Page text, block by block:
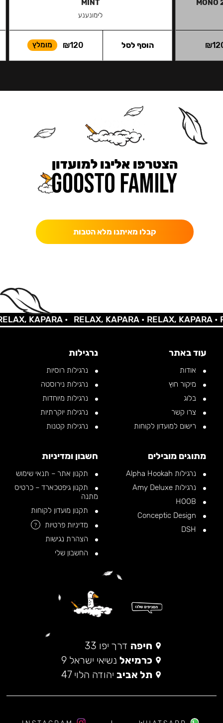
MONO
₪
MINT
לימונענע
₪120 מומלץ הוסף לסל
הצטרפו אלינו למועדון
קבלו מאיתנו מלא הטבות
KAPARA • RELAX, KAPARA •RELAX, KAPARA •
עוד באתר
אודות
מיקור חוץ
בלוג
צרו קשר
רישום למועדון לקוחות
נרגילות
נרגילות רוסיות
נרגילות נירוסטה
נרגילות מיוחדות
נרגילות יוקרתיות
נרגילות קטנות
מתוגים מובילים
נרגילות Alpha Hookah
נרגילות Amy Deluxe
חשבון ומדיניות
תקנון אתר – תנאי שימוש
תקנון גיפטכארד – כרטיס
מתנה
תקנון מועדון לקוחות
מדיניות פרטיות
?
הצהרת נגישות
החשבון שלי
חיפה דרך יפו 33
כרמיאל נשיאי ישראל 9
תל אביב יהודה הלוי 47